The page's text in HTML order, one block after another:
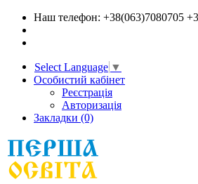
Наш телефон: +38(063)7080705
Select Language ▼
Особистий кабінет
Реєстрація
Авторизація
Закладки (0)